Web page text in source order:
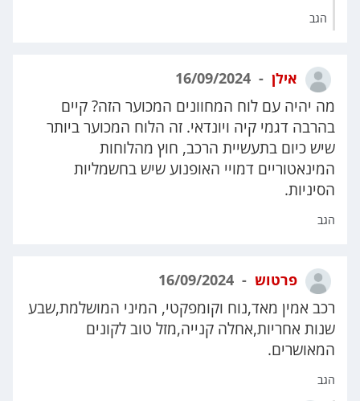
הגב
אילן
מה יהיה עם לוח המחוונים המכוער הזה? קיים
בהרבה דגמי קיה ויונדאי. זה הלוח המכוער ביותר
שיש כיום בתעשיית הרכב, חוץ מהלוחות
המינאטוריים דמויי האופנוע שיש בחשמליות
הסיניות.
הגב
פרטוש
רכב אמין מאד,נוח וקומפקטי, המיני המושלמת,שבע
שנות אחריות,אחלה קנייה,מזל טוב לקונים
המאושרים.
הגב